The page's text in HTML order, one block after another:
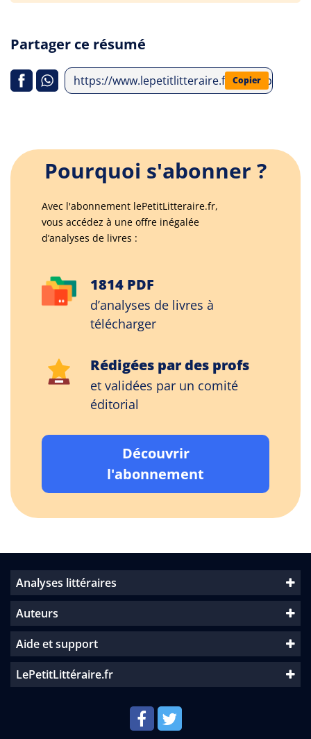
Partager ce résumé
https://www.lepetitlitteraire.fr/index.php/
Copier
Pourquoi s'abonner ?
Avec l'abonnement lePetitLitteraire.fr,
vous accédez à une offre inégalée
d’analyses de livres :
1814 PDF
d’analyses de livres à
télécharger
Rédigées par des profs
et validées par un comité
éditorial
Découvrir
l'abonnement
Analyses littéraires
Auteurs
Aide et support
LePetitLittéraire.fr